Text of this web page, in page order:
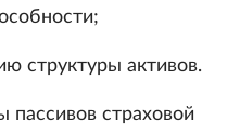
структуры активов.
пассивов страховой